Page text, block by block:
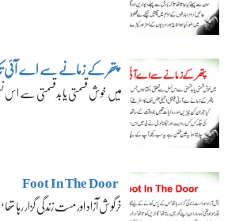
پتھر کے زمانے سے اے
میں خوش قسمتی یا بدقسمتی سے
Foot In The Door
خرگوش آزاد اور مست زندگی گزار